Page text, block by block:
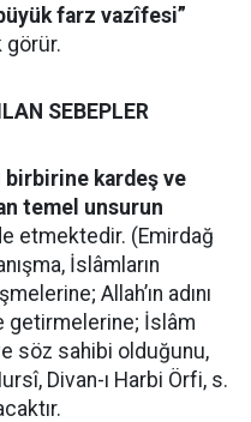
farz vazîfesi”
görür.
SEBEPLER
birbirine kardeş ve
temel unsurun
etmektedir. (Emirdağ
İslâmların
Allah’ın adını
getirmelerine; İslâm
ve söz sahibi olduğunu,
Divan-ı Harbi Örfi, s.